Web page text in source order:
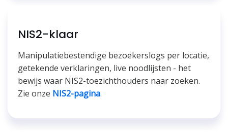
NIS2-klaar
Manipulatiebestendige bezoekerslogs per locatie,
getekende verklaringen, live noodlijsten - het
bewijs waar NIS2-toezichthouders naar zoeken.
Zie onze NIS2-pagina.